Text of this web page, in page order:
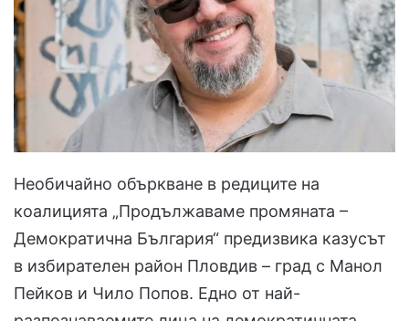
Необичайно объркване в редиците на
коалицията „Продължаваме промяната –
Демократична България“ предизвика казусът
в избирателен район Пловдив – град с Манол
Пейков и Чило Попов. Едно от най-